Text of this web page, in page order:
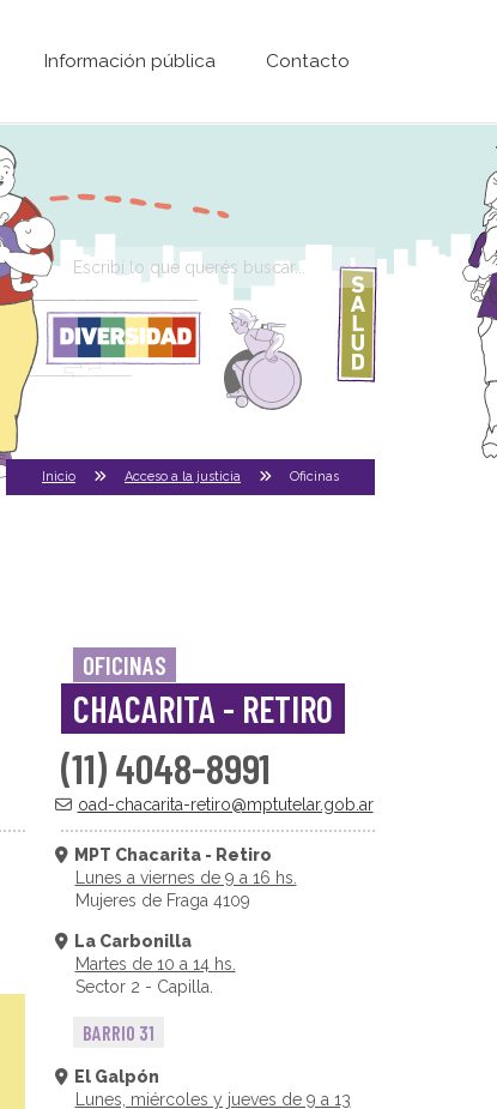
Información pública Contacto
Formulario de
búsqueda
Inicio Acceso a la justicia Oficinas
OFICINAS
CHACARITA - RETIRO
(11) 4048-8991
oad-chacarita-retiro@mptutelar.gob.ar
MPT Chacarita - Retiro
Lunes a viernes de 9 a 16 hs.
Mujeres de Fraga 4109
La Carbonilla
Martes de 10 a 14 hs.
Sector 2 - Capilla.
BARRIO 31
El Galpón
Lunes, miércoles y jueves de 9 a 13